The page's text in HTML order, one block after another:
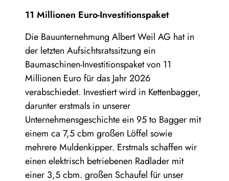
11 Millionen Euro-Investitionspaket
Die Bauunternehmung Albert Weil AG hat in
der letzten Aufsichtsratssitzung ein
Baumaschinen-Investitionspaket von 11
Millionen Euro für das Jahr 2026
verabschiedet. Investiert wird in Kettenbagger,
darunter erstmals in unserer
Unternehmensgeschichte ein 95 to Bagger mit
einem ca 7,5 cbm großen Löffel sowie
mehrere Muldenkipper. Erstmals schaffen wir
einen elektrisch betriebenen Radlader mit
einer 3,5 cbm. großen Schaufel für unser